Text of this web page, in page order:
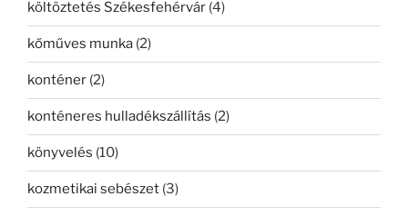
költöztetés Székesfehérvár (4)
kőműves munka (2)
konténer (2)
konténeres hulladékszállítás (2)
könyvelés (10)
kozmetikai sebészet (3)